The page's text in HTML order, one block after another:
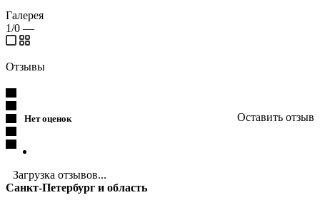
Галерея
1/0 —
Отзывы
Нет оценок Оставить отзыв
Загрузка отзывов...
Санкт-Петербург и область